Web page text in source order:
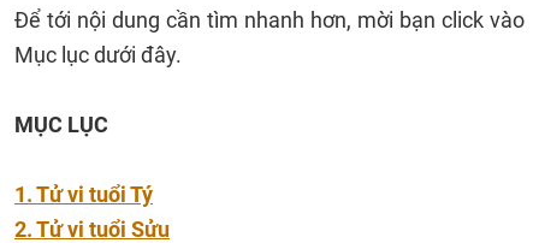
Để tới nội dung cần tìm nhanh hơn, mời bạn click vào
Mục lục dưới đây.
MỤC LỤC
1. Tử vi tuổi Tý
2. Tử vi tuổi Sửu